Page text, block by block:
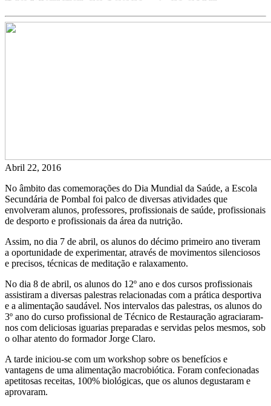
Abril 22, 2016
No âmbito das comemorações do Dia Mundial da Saúde, a Escola
Secundária de Pombal foi palco de diversas atividades que
envolveram alunos, professores, profissionais de saúde, profissionais
de desporto e profissionais da área da nutrição.
Assim, no dia 7 de abril, os alunos do décimo primeiro ano tiveram
a oportunidade de experimentar, através de movimentos silenciosos
e precisos, técnicas de meditação e ralaxamento.
No dia 8 de abril, os alunos do 12º ano e dos cursos profissionais
assistiram a diversas palestras relacionadas com a prática desportiva
e a alimentação saudável. Nos intervalos das palestras, os alunos do
3º ano do curso profissional de Técnico de Restauração agraciaram-
nos com deliciosas iguarias preparadas e servidas pelos mesmos, sob
o olhar atento do formador Jorge Claro.
A tarde iniciou-se com um workshop sobre os benefícios e
vantagens de uma alimentação macrobiótica. Foram confecionadas
apetitosas receitas, 100% biológicas, que os alunos degustaram e
aprovaram.